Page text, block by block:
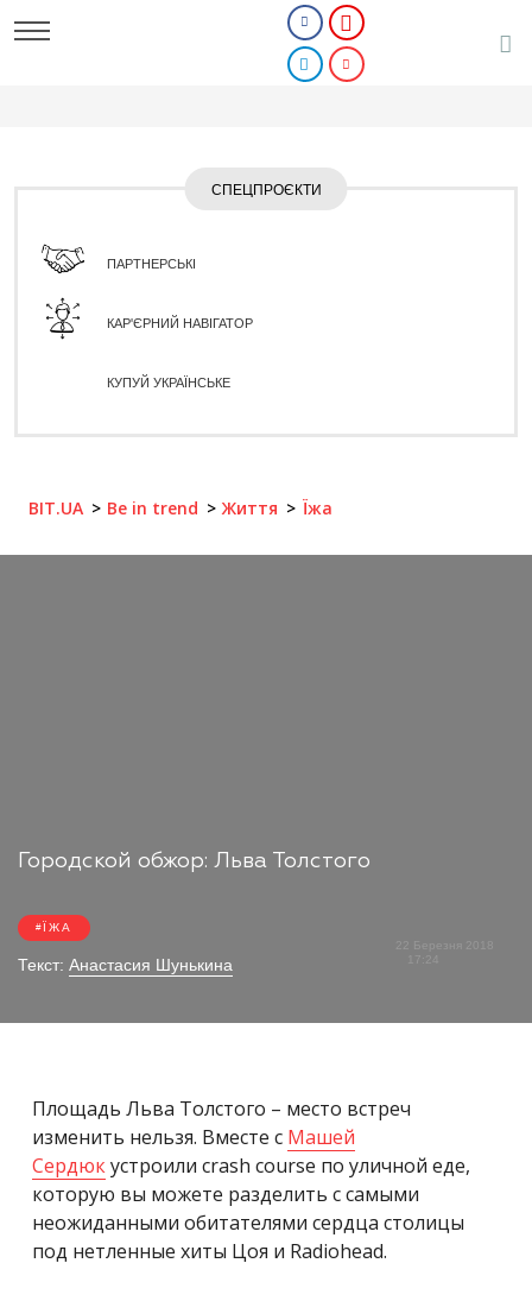
СПЕЦПРОЄКТИ
ПАРТНЕРСЬКІ
КАР'ЄРНИЙ НАВІГАТОР
КУПУЙ УКРАЇНСЬКЕ
BIT.UA Be in trend Життя Їжа
Городской обжор: Льва Толстого
ЇЖА
Текст: Анастасия Шунькина
22 Березня 2018
17:24
Площадь Льва Толстого – место встреч
изменить нельзя. Вместе с Maшей
Сердюкустроили crash course по уличной еде,
которую вы можете разделить с самыми
неожиданными обитателями сердца столицы
под нетленные хиты Цоя и Radiohead.